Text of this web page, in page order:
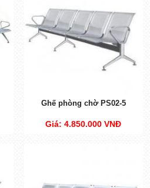
Ghế phòng chờ PS02-5
Giá: 4.850.000 VNĐ